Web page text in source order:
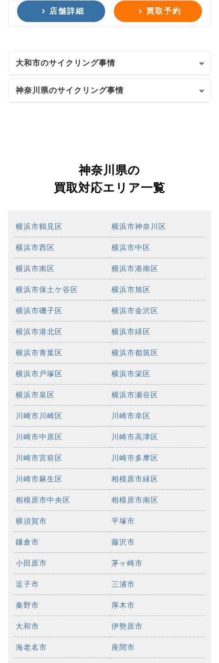
店舗詳細 買取予約
大和市のサイクリング事情
神奈川県のサイクリング事情
神奈川県の
買取対応エリア一覧
横浜市鶴見区 横浜市神奈川区
横浜市西区 横浜市中区
横浜市南区 横浜市港南区
横浜市保土ケ谷区 横浜市旭区
横浜市磯子区 横浜市金沢区
横浜市港北区 横浜市緑区
横浜市青葉区 横浜市都筑区
横浜市戸塚区 横浜市栄区
横浜市泉区 横浜市瀬谷区
川崎市川崎区 川崎市幸区
川崎市中原区 川崎市高津区
川崎市宮前区 川崎市多摩区
川崎市麻生区 相模原市緑区
相模原市中央区 相模原市南区
横須賀市 平塚市
鎌倉市 藤沢市
小田原市 茅ヶ崎市
逗子市 三浦市
秦野市 厚木市
大和市 伊勢原市
海老名市 座間市